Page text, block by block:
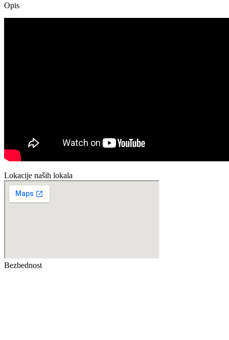
Opis
Lokacije naših lokala
Bezbednost